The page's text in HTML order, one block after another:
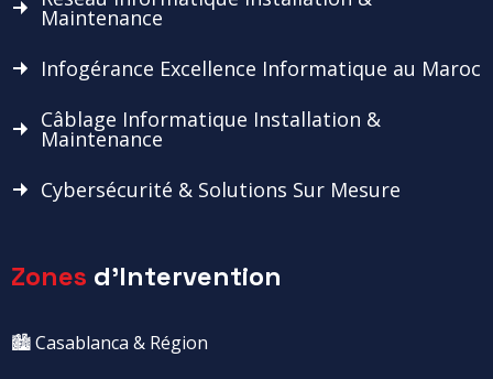
Maintenance
Infogérance Excellence Informatique au Maroc
Câblage Informatique Installation &
Maintenance
Cybersécurité & Solutions Sur Mesure
Zones d'Intervention
🏙️ Casablanca & Région